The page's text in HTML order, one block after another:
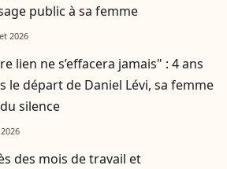
public à sa femme
2026
lien ne s’effacera jamais" : 4 ans
le départ de Daniel Lévi, sa femme
silence
des mois de travail et